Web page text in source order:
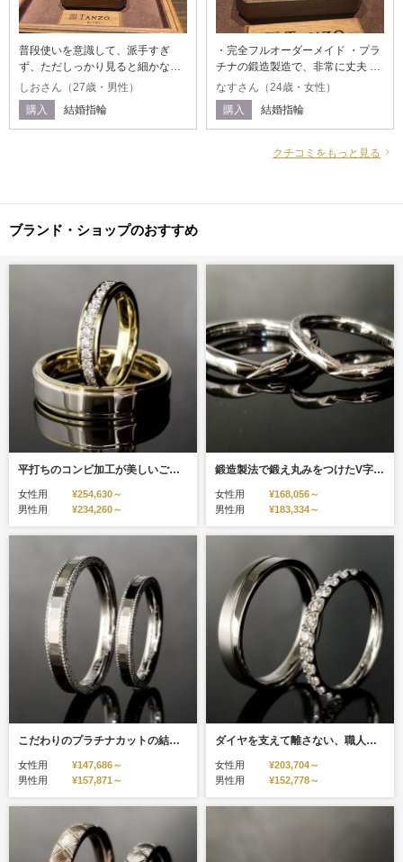
普段使いを意識して、派手すぎ
ず、ただしっかり見ると細かな槌
目が確認できるように、デザイン
を設計しました。その槌目も、自
然と斜めに消えていく淡い感じを
表現。加えて台形の形に槌目がつ
しおさん（27歳・男性）
購入
結婚指輪
・完全フルオーダーメイド ・プラ
チナの鍛造製造で、非常に丈夫 ・
台形型に土目を入れることで、向
きによって見え方が異なるため4パ
ターンの見た目で着用可能 （①土
目全面②右斜め下り③ノーマル全
面④左斜め下り）
なすさん（24歳・女性）
購入
結婚指輪
クチコミをもっと見る
ブランド・ショップのおすすめ
平打ちのコンビ加工が美しいご結婚指輪
女性用
¥254,630～
男性用
¥234,260～
鍛造製法で鍛え丸みをつけたV字デザインの結婚指輪
女性用
¥168,056～
男性用
¥183,334～
こだわりのプラチナカットの結婚指輪
女性用
¥147,686～
男性用
¥157,871～
ダイヤを支えて離さない、職人が魂で鍛えたプラチナの結婚指輪
女性用
¥203,704～
男性用
¥152,778～